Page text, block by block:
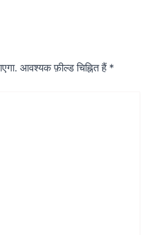
आवश्यक फ़ील्ड चिह्नित हैं *